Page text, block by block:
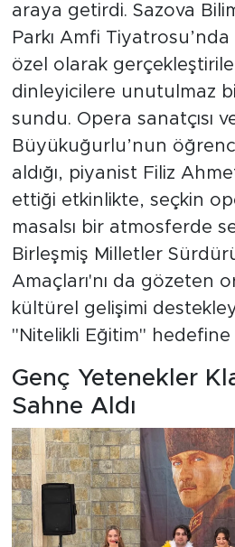
araya getirdi. Sazova
Parkı Amfi
özel olarak
dinleyicilere unutulmaz
sundu. Opera sanatçısı
Büyükuğurlu’nun
aldığı, piyanist Filiz
ettiği etkinlikte, seçkin
masalsı bir atmosferde
Birleşmiş Milletler
Amaçları'nı da gözeten
kültürel gelişimi
"Nitelikli Eğitim" hedefine
Genç Yetenekler
Sahne Aldı